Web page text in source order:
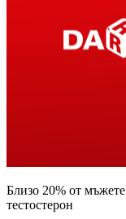
Близо 20% от
тестостерон